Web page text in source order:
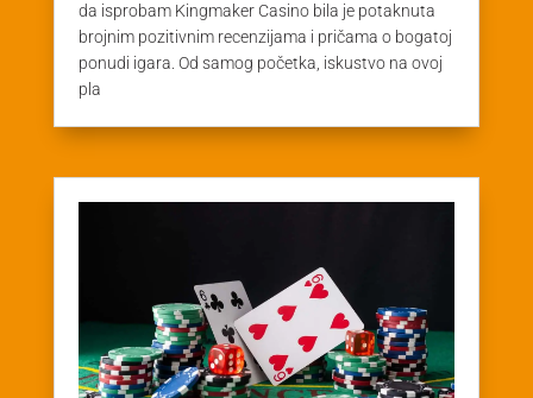
da isprobam Kingmaker Casino bila je potaknuta
brojnim pozitivnim recenzijama i pričama o bogatoj
ponudi igara. Od samog početka, iskustvo na ovoj
pla